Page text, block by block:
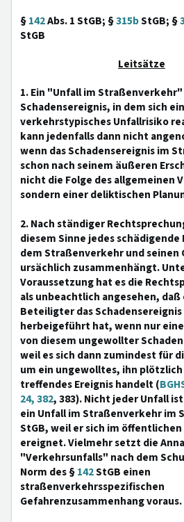
§142Abs. 1 StGB; §315bStGB; §
StGB
Leitsätze
1. Ein "Unfall im
Schadensereignis, in dem sich ein
verkehrstypisches Unfallrisiko
kann jedenfalls dann nicht
wenn das Schadensereignis im
schon nach seinem äußeren
nicht die Folge des allgemeinen
sondern einer deliktischen
2. Nach ständiger
diesem Sinne jedes schädigende
dem Straßenverkehr und seinen
ursächlich zusammenhängt.
Voraussetzung hat es die
als unbeachtlich angesehen, daß
Beteiligter das
herbeigeführt hat, wenn nur
von diesem ungewollter
weil es sich dann zumindest für
um ein ungewolltes, ihn
treffendes Ereignis handelt (
24, 382, 383). Nicht jeder Unfall
ein Unfall im Straßenverkehr im
StGB, weil er sich im
ereignet. Vielmehr setzt die
"Verkehrsunfalls" nach dem
Norm des §142StGB einen
straßenverkehrsspezifischen
Gefahrenzusammenhang